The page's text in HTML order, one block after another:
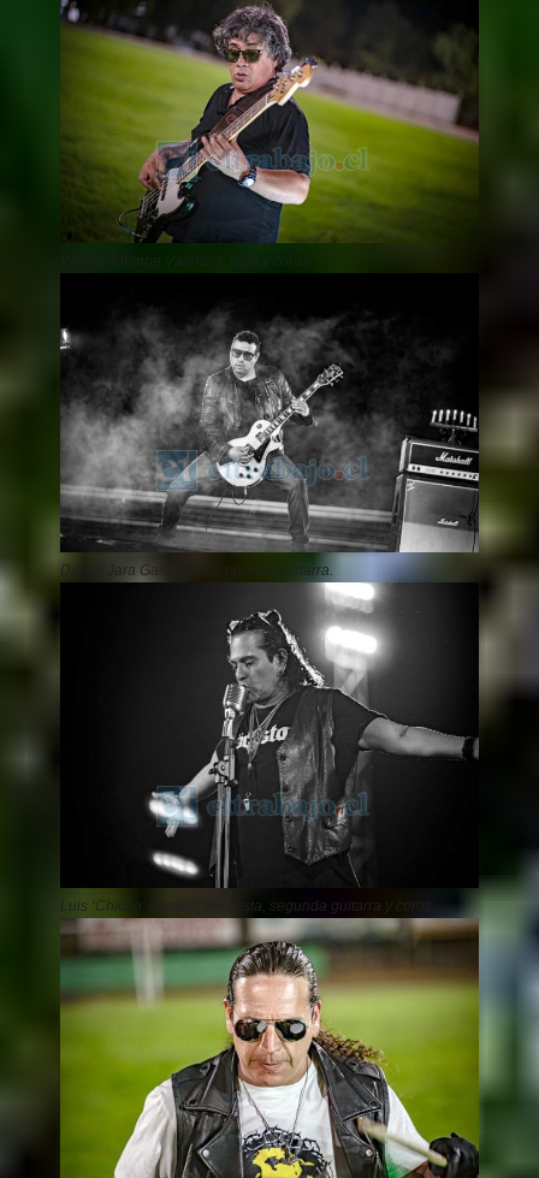
Wilson Tolonne Valencia, bajo y coros.
Daniel Jara Galleguillos, primera guitarra.
Luis ‘Chicho’ Benítez, vocalista, segunda guitarra y coros.